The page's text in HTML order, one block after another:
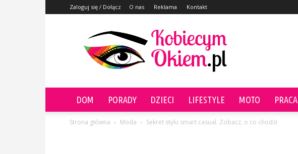
Zaloguj się / Dołącz O nas Reklama Kontakt
KobiecymOkiem.pl
DOM PORADY DZIECI LIFESTYLE MOTO PRACA
Strona główna Moda Sekret stylu smart casual. Zobacz, o co chodzi